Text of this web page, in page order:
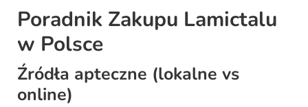
Poradnik Zakupu Lamictalu
w Polsce
Źródła apteczne (lokalne vs
online)